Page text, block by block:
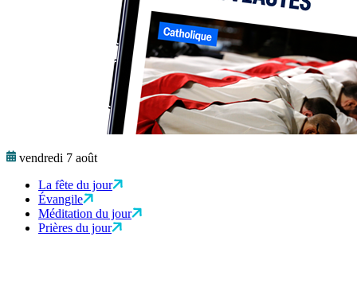
vendredi 7 août
La fête du jour
Évangile
Méditation du jour
Prières du jour